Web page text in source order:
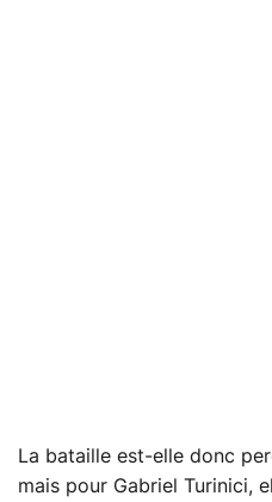
La bataille est-elle donc
mais pour Gabriel Turinici,